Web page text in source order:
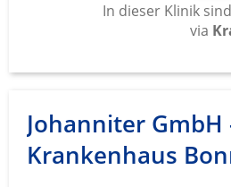
In dieser Klinik
via
Johanniter
Krankenhaus
Nicht-IAB-Verarbeitungszwecke:
Performance
Funktional
Werbung